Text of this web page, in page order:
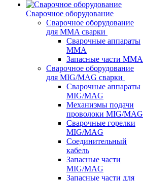
Сварочное оборудование
Сварочное оборудование
для MMA сварки
Сварочные аппараты
MMA
Запасные части MMA
Сварочное оборудование
для MIG/MAG сварки
Сварочные аппараты
MIG/MAG
Механизмы подачи
проволоки MIG/MAG
Сварочные горелки
MIG/MAG
Соединительный
кабель
Запасные части
MIG/MAG
Запасные части для